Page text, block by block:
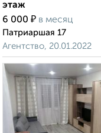
этаж
6 000 ₽ в месяц
Патриаршая 17
Агентство, 20.01.2022